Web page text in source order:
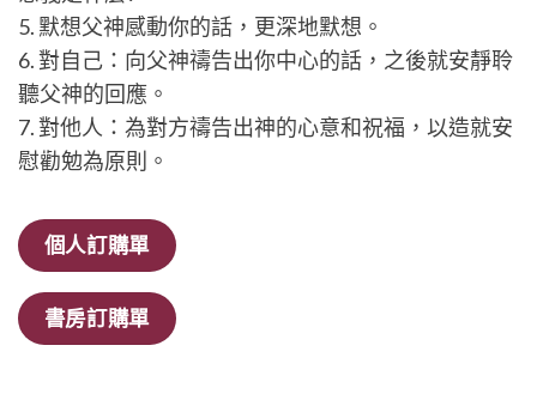
5. 默想父神感動你的話，更深地默想。
6. 對自己：向父神禱告出你中心的話，之後就安靜聆
聽父神的回應。
7. 對他人：為對方禱告出神的心意和祝福，以造就安
慰勸勉為原則。
個人訂購單
書房訂購單